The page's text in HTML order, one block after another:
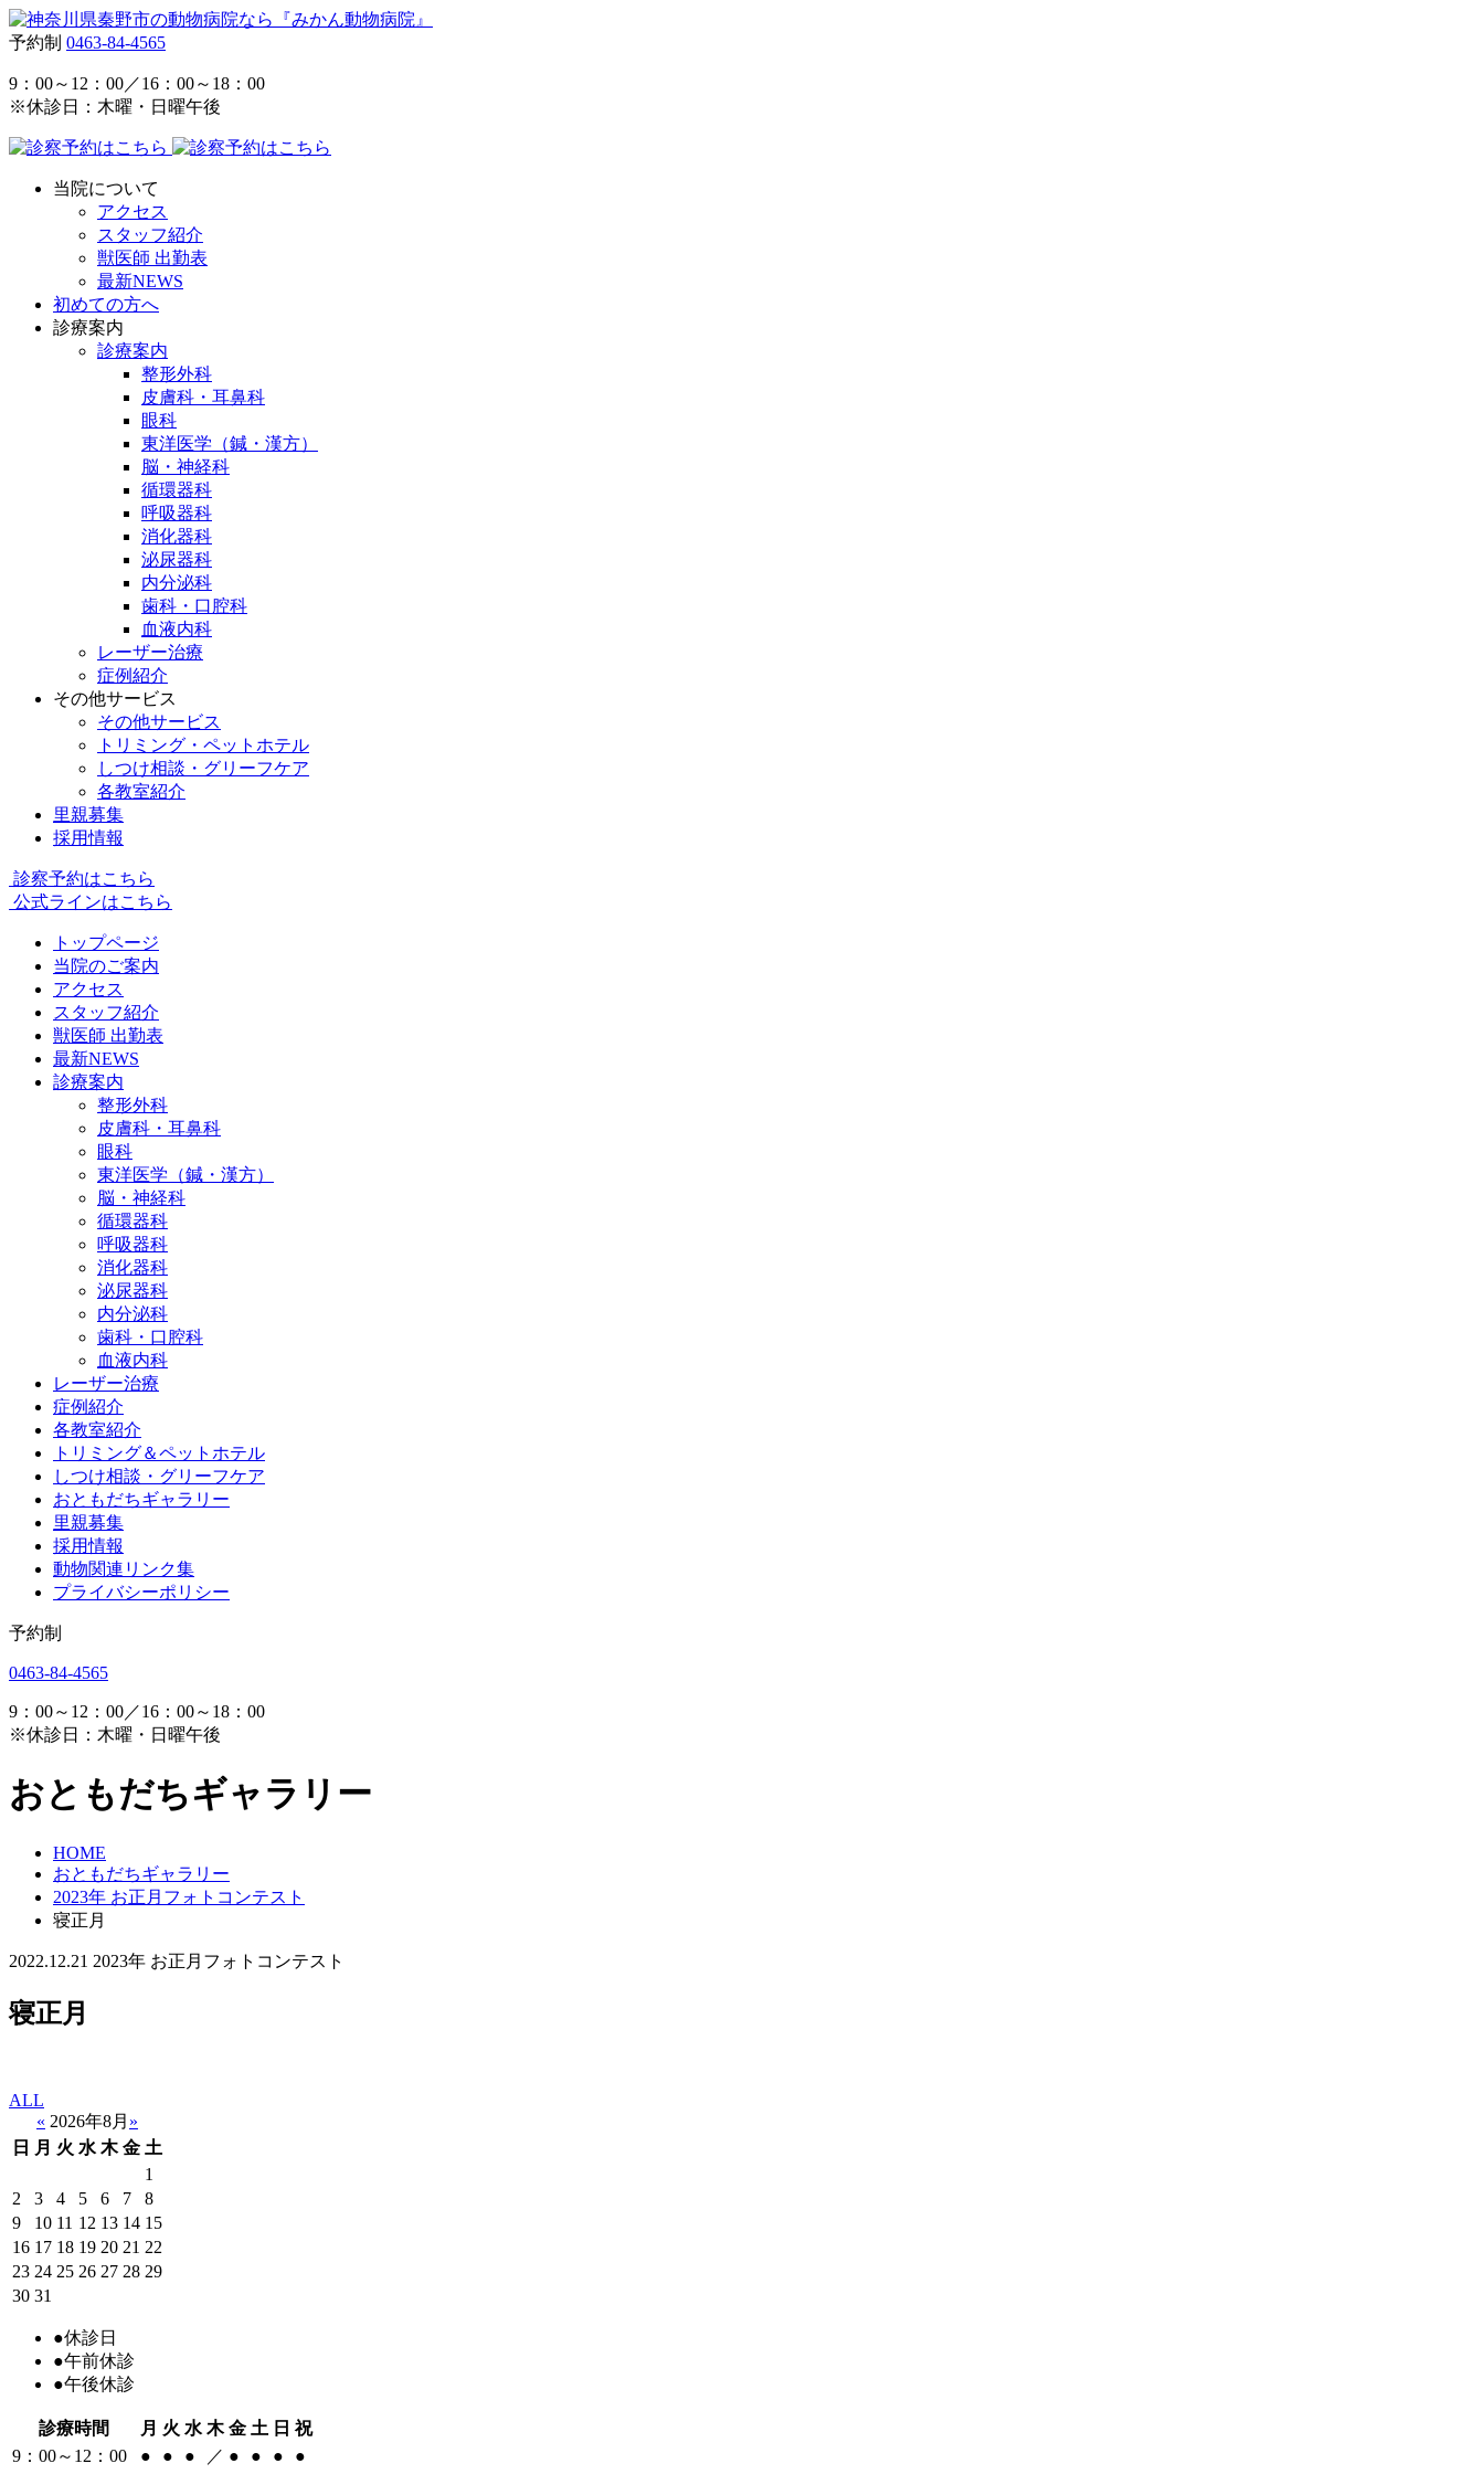
予約制 0463-84-4565
9：00～12：00／16：00～18：00
※休診日：木曜・日曜午後
当院について
アクセス
スタッフ紹介
獣医師 出勤表
最新NEWS
初めての方へ
診療案内
診療案内
整形外科
皮膚科・耳鼻科
眼科
東洋医学（鍼・漢方）
脳・神経科
循環器科
呼吸器科
消化器科
泌尿器科
内分泌科
歯科・口腔科
血液内科
レーザー治療
症例紹介
その他サービス
その他サービス
トリミング・ペットホテル
しつけ相談・グリーフケア
各教室紹介
里親募集
採用情報
診察予約はこちら
公式ラインはこちら
トップページ
当院のご案内
アクセス
スタッフ紹介
獣医師 出勤表
最新NEWS
診療案内
整形外科
皮膚科・耳鼻科
眼科
東洋医学（鍼・漢方）
脳・神経科
循環器科
呼吸器科
消化器科
泌尿器科
内分泌科
歯科・口腔科
血液内科
レーザー治療
症例紹介
各教室紹介
トリミング＆ペットホテル
しつけ相談・グリーフケア
おともだちギャラリー
里親募集
採用情報
動物関連リンク集
プライバシーポリシー
予約制
0463-84-4565
9：00～12：00／16：00～18：00
※休診日：木曜・日曜午後
おともだちギャラリー
HOME
おともだちギャラリー
2023年 お正月フォトコンテスト
寝正月
2022.12.21 2023年 お正月フォトコンテスト
寝正月
ALL
« 2026年8月 »
日
月 火 水 木 金 土
1
2
3 4 5 6 7
8
9
10 11 12 13 14 15
16 17 18 19 20 21 22
23 24 25 26 27 28 29
30 31
●休診日
●午前休診
●午後休診
診療時間 月 火 水 木 金 土 日 祝
9：00～12：00
● ● ● ／ ● ● ●
●